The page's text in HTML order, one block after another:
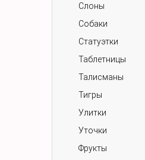
Слоны
Собаки
Статуэтки
Таблетницы
Талисманы
Тигры
Улитки
Уточки
Фрукты